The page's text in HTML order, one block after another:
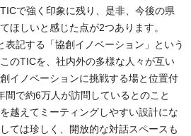
で強く印象に残り、是非、今後の県
ほしいと感じた点が2つあります。
表記する「協創イノベーション」という
のTICを、社内外の多様な人々が互い
イノベーションに挑戦する場と位置付
間で約6万人が訪問しているとのこと
越えてミーティングしやすい設計にな
ては珍しく、開放的な対話スペースも